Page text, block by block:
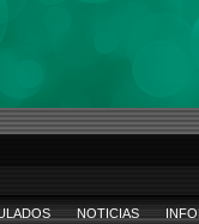
NOTICIAS